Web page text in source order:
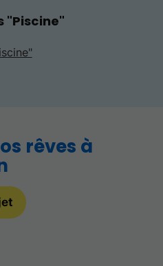
"Piscine"
rêves à